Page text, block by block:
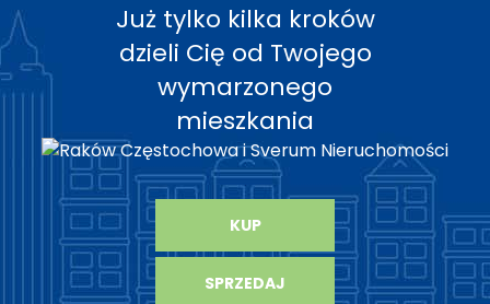
Już tylko kilka kroków
dzieli Cię od Twojego
wymarzonego
mieszkania
KUP
SPRZEDAJ